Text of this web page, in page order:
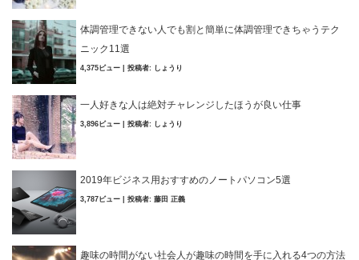
体調管理できない人でも割と簡単に体調管理できちゃうテク
ニック11選
4,375ビュー 投稿者: しょうり
一人好きな人は絶対チャレンジしたほうが良い仕事
3,896ビュー 投稿者: しょうり
2019年ビジネス用おすすめのノートパソコン5選
3,787ビュー 投稿者: 藤田 正義
趣味の時間がない社会人が趣味の時間を手に入れる4つの方法